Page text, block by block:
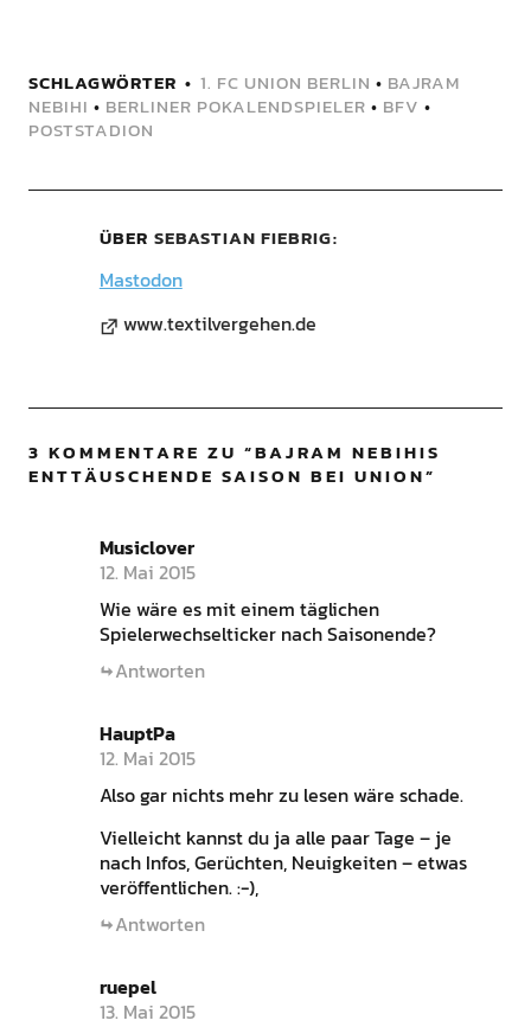
SCHLAGWÖRTER 1. FC UNION BERLIN • BAJRAM
NEBIHI • BERLINER POKALENDSPIELER • BFV •
POSTSTADION
ÜBER SEBASTIAN FIEBRIG
Mastodon
www.textilvergehen.de
3 KOMMENTARE ZU “BAJRAM NEBIHIS
ENTTÄUSCHENDE SAISON BEI UNION”
Musiclover
12. Mai 2015
Wie wäre es mit einem täglichen
Spielerwechselticker nach Saisonende?
Antworten
HauptPa
12. Mai 2015
Also gar nichts mehr zu lesen wäre schade.
Vielleicht kannst du ja alle paar Tage – je
nach Infos, Gerüchten, Neuigkeiten – etwas
veröffentlichen. :-),
Antworten
ruepel
13. Mai 2015